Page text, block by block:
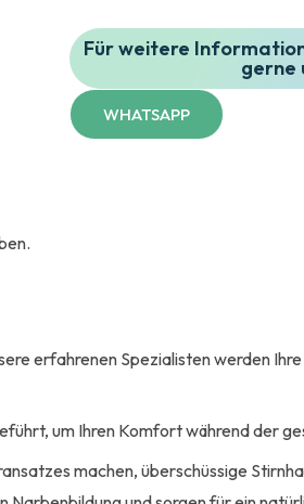
Für weitere
gerne
WHATSAPP
erfahrenen Spezialisten werden
um Ihren Komfort während der
machen, überschüssige